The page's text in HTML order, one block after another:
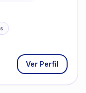
Ver Perfil